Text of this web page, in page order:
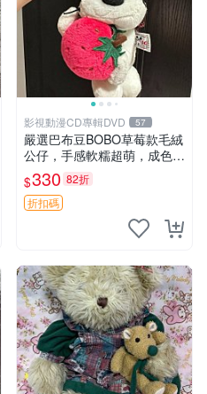
影視動漫CD專輯DVD 57
嚴選巴布豆BOBO草莓款毛絨
公仔，手感軟糯超萌，成色優
良適合作為收藏品或包包配
飾。可視頻確認詳情。 巴布
豆 BOBO 草莓 毛絨公仔 收藏
$330 82折
折扣碼